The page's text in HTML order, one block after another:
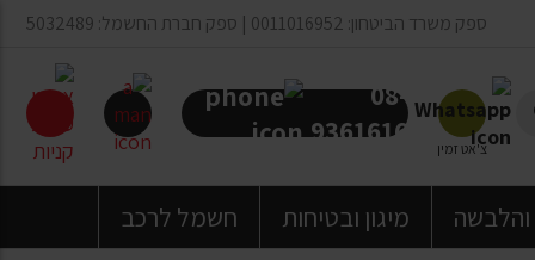
ספק משרד הביטחון: 0011016952 | ספק חברת החשמל: 5032489
צ'אט זמין
08-
9361616
והלבשה מיגון ובטיחות חשמל לרכב